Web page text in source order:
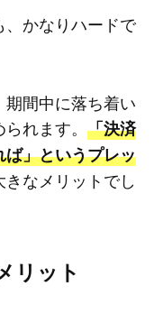
かなりハードで
間中に落ち着い
れます。 「決済
」というプレッ
なメリットでし
リット